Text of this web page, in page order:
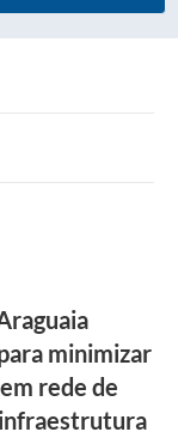
minimizar
rede de